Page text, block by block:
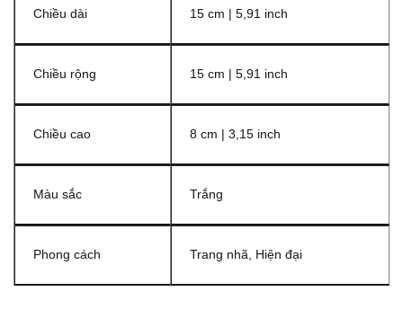
Chiều dài 15 cm | 5,91 inch
Chiều rộng 15 cm | 5,91 inch
Chiều cao 8 cm | 3,15 inch
Màu sắc Trắng
Phong cách Trang nhã, Hiện đại